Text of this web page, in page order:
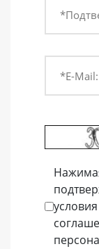
*E-Mail: